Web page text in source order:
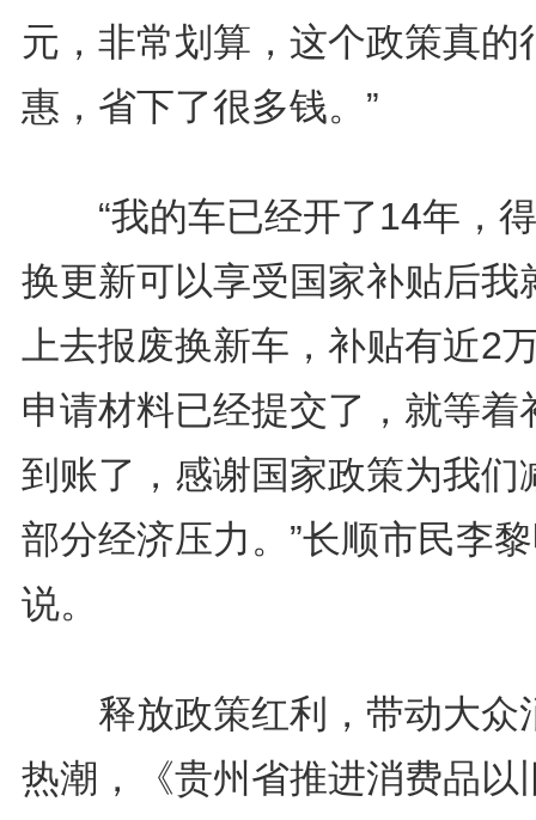
元，非常划算，这个政策真的
惠，省下了很多钱。”
“我的车已经开了14年，
换更新可以享受国家补贴后我
上去报废换新车，补贴有近2
申请材料已经提交了，就等着
到账了，感谢国家政策为我们
部分经济压力。”长顺市民李
说。
释放政策红利，带动大众
热潮，《贵州省推进消费品以